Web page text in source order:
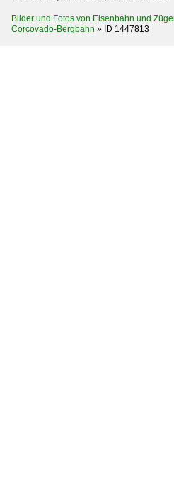
Bilder und Fotos von Eisenbahn und
Corcovado-Bergbahn » ID 1447813